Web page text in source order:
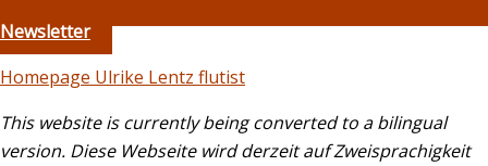
Newsletter
Homepage Ulrike Lentz flutist
This website is currently being converted to a bilingual
version. Diese Webseite wird derzeit auf Zweisprachigkeit